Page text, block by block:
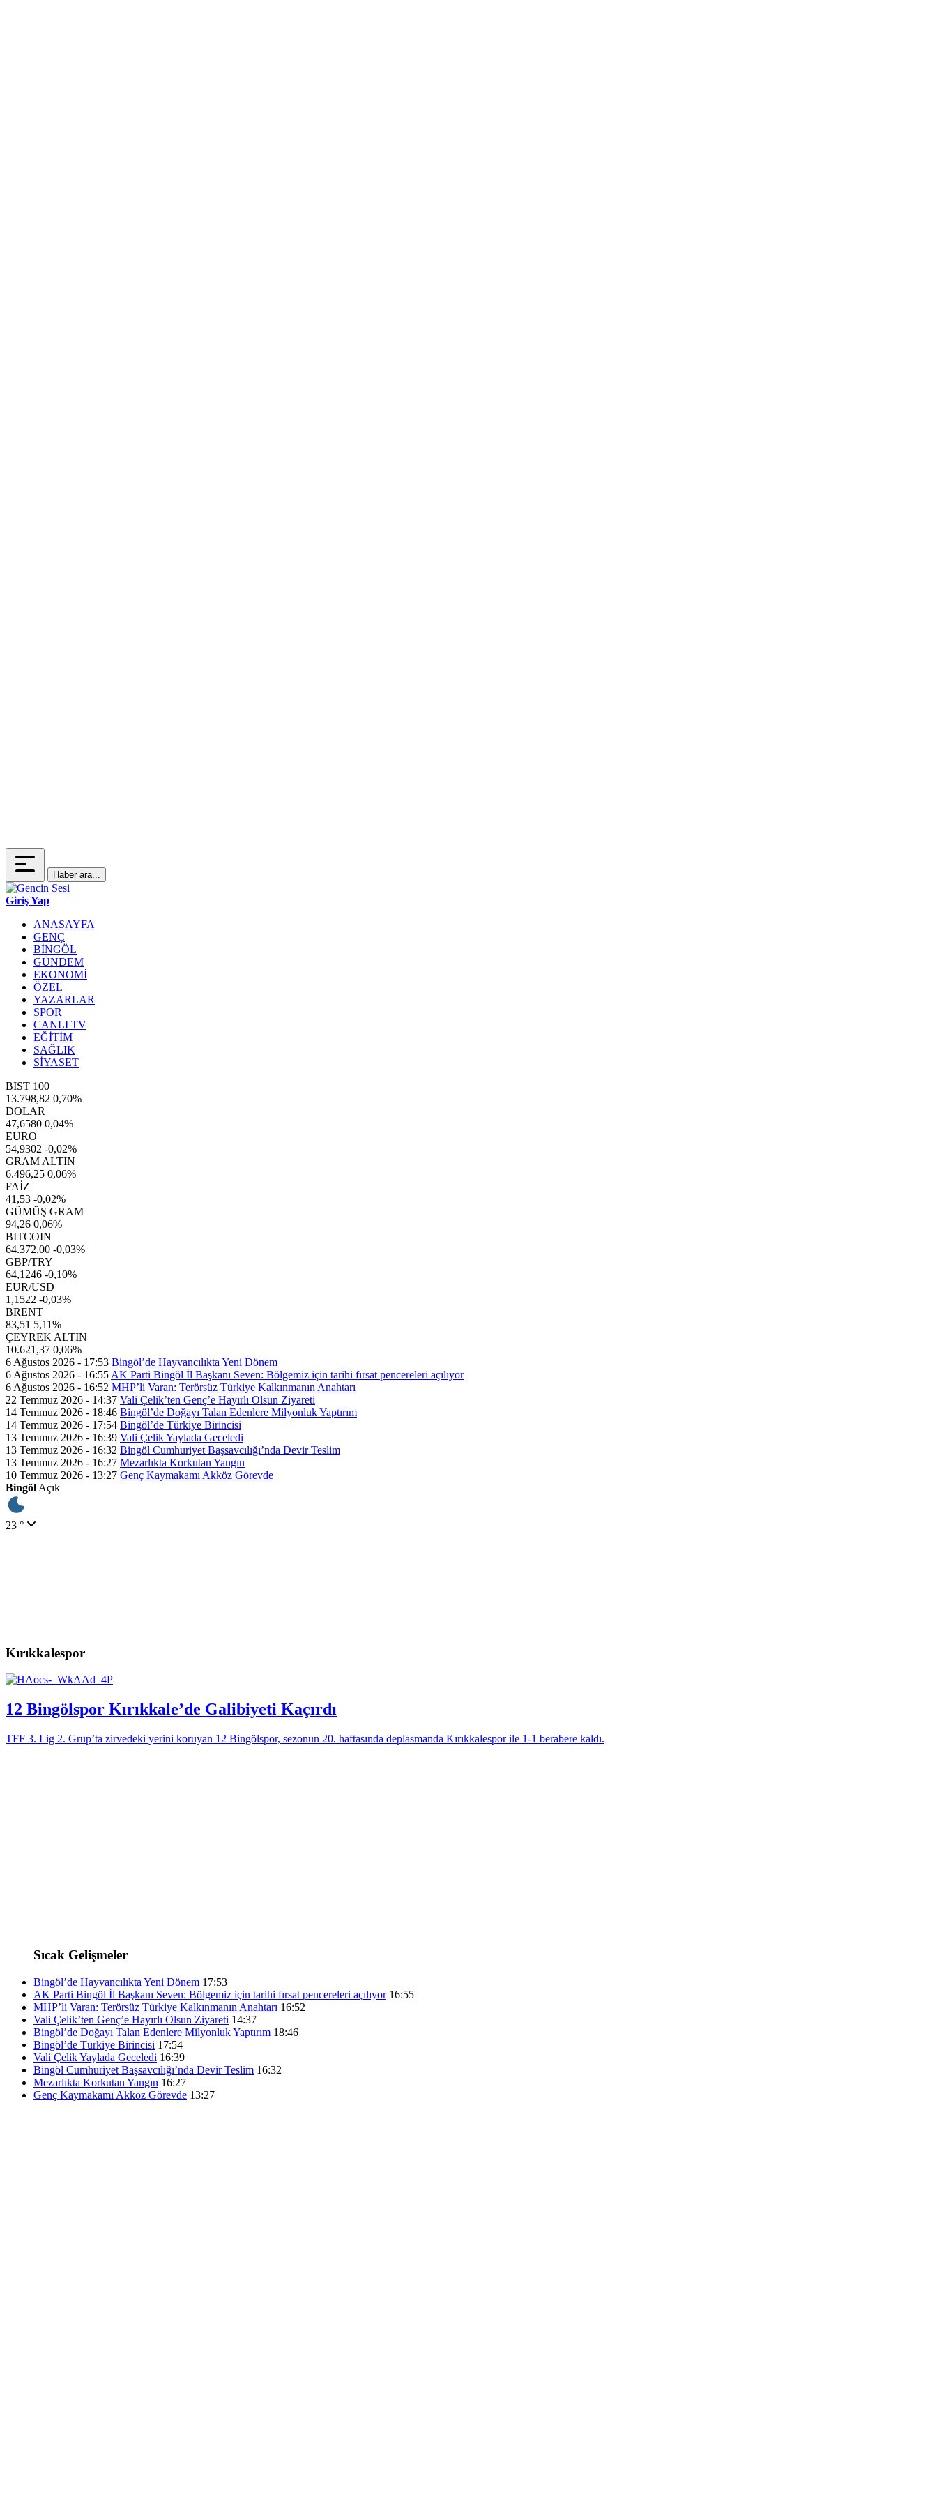
Haber ara...
Giriş Yap
ANASAYFA
GENÇ
BİNGÖL
GÜNDEM
EKONOMİ
ÖZEL
YAZARLAR
SPOR
CANLI TV
EĞİTİM
SAĞLIK
SİYASET
BIST 100
13.798,82 0,70%
DOLAR
47,6580 0,04%
EURO
54,9302 -0,02%
GRAM ALTIN
6.496,25 0,06%
FAİZ
41,53 -0,02%
GÜMÜŞ GRAM
94,26 0,06%
BITCOIN
64.372,00 -0,03%
GBP/TRY
64,1246 -0,10%
EUR/USD
1,1522 -0,03%
BRENT
83,51 5,11%
ÇEYREK ALTIN
10.621,37 0,06%
6 Ağustos 2026 - 17:53 Bingöl’de Hayvancılıkta Yeni Dönem
6 Ağustos 2026 - 16:55 AK Parti Bingöl İl Başkanı Seven: Bölgemiz için tarihi fırsat pencereleri açılıyor
6 Ağustos 2026 - 16:52 MHP’li Varan: Terörsüz Türkiye Kalkınmanın Anahtarı
22 Temmuz 2026 - 14:37 Vali Çelik’ten Genç’e Hayırlı Olsun Ziyareti
14 Temmuz 2026 - 18:46 Bingöl’de Doğayı Talan Edenlere Milyonluk Yaptırım
14 Temmuz 2026 - 17:54 Bingöl’de Türkiye Birincisi
13 Temmuz 2026 - 16:39 Vali Çelik Yaylada Geceledi
13 Temmuz 2026 - 16:32 Bingöl Cumhuriyet Başsavcılığı’nda Devir Teslim
13 Temmuz 2026 - 16:27 Mezarlıkta Korkutan Yangın
10 Temmuz 2026 - 13:27 Genç Kaymakamı Akköz Görevde
Bingöl Açık
23 °
Kırıkkalespor
12 Bingölspor Kırıkkale’de Galibiyeti Kaçırdı
TFF 3. Lig 2. Grup’ta zirvedeki yerini koruyan 12 Bingölspor, sezonun 20. haftasında deplasmanda Kırıkkalespor ile 1-1 berabere kaldı.
Sıcak Gelişmeler
Bingöl’de Hayvancılıkta Yeni Dönem 17:53
AK Parti Bingöl İl Başkanı Seven: Bölgemiz için tarihi fırsat pencereleri açılıyor 16:55
MHP’li Varan: Terörsüz Türkiye Kalkınmanın Anahtarı 16:52
Vali Çelik’ten Genç’e Hayırlı Olsun Ziyareti 14:37
Bingöl’de Doğayı Talan Edenlere Milyonluk Yaptırım 18:46
Bingöl’de Türkiye Birincisi 17:54
Vali Çelik Yaylada Geceledi 16:39
Bingöl Cumhuriyet Başsavcılığı’nda Devir Teslim 16:32
Mezarlıkta Korkutan Yangın 16:27
Genç Kaymakamı Akköz Görevde 13:27